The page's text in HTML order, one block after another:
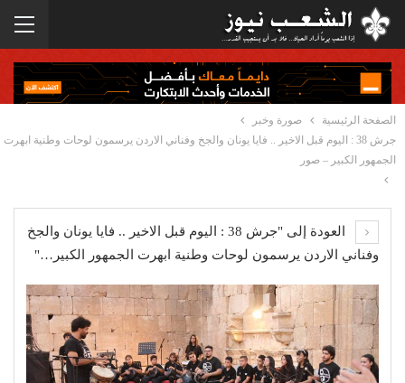
الصفحة الرئيسية
صورة وخبر
جرش 38 : اليوم قبل الاخير .. فايا يونان والجخ وفناني الاردن يرسمون لوحات وطنية ابهرت
الجمهور الكبير – صور
العودة إلى "جرش 38 : اليوم قبل الاخير .. فايا يونان والجخ
وفناني الاردن يرسمون لوحات وطنية ابهرت الجمهور الكبير…"